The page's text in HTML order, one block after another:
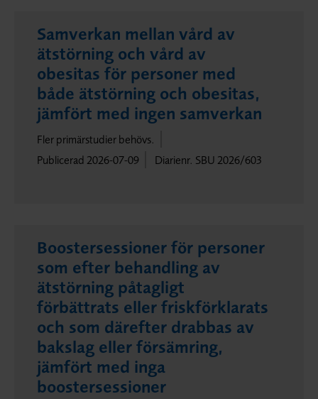
Samverkan mellan vård av
ätstörning och vård av
obesitas för personer med
både ätstörning och obesitas,
jämfört med ingen samverkan
Fler primärstudier behövs.
Publicerad 2026-07-09
Diarienr. SBU 2026/603
Boostersessioner för personer
som efter behandling av
ätstörning påtagligt
förbättrats eller friskförklarats
och som därefter drabbas av
bakslag eller försämring,
jämfört med inga
boostersessioner